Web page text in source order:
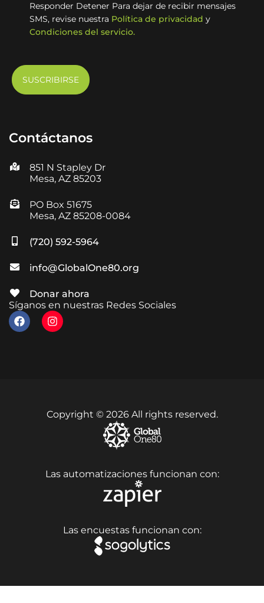
Responder Detener Para dejar de recibir mensajes
SMS, revise nuestra Política de privacidad y
Condiciones del servicio.
Contáctanos
851 N Stapley Dr
Mesa, AZ 85203
PO Box 51675
Mesa, AZ 85208-0084
(720) 592-5964
info@GlobalOne80.org
Donar ahora
Síganos en nuestras Redes Sociales
Copyright © 2026 All rights reserved.
Las automatizaciones funcionan con:
Las encuestas funcionan con: